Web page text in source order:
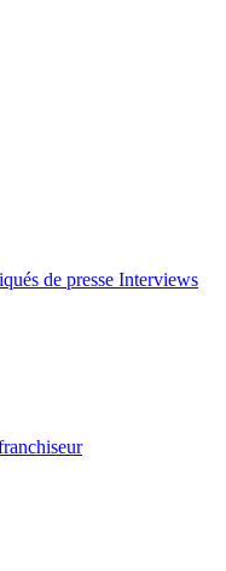
de presse Interviews